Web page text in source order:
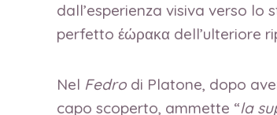
dall’esperienza visiva verso lo
perfetto έώρακα dell’ulteriore
Nel Fedro di Platone, dopo
capo scoperto, ammette “la